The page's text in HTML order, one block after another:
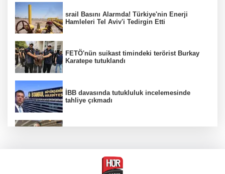
srail Basını Alarmda! Türkiye'nin Enerji
Hamleleri Tel Aviv'i Tedirgin Etti
FETÖ'nün suikast timindeki terörist Burkay
Karatepe tutuklandı
İBB davasında tutukluluk incelemesinde
tahliye çıkmadı
MGK toplanıyor: Ana gündem Terörsüz